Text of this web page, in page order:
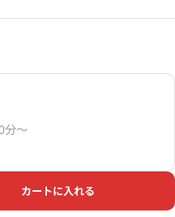
分〜
カートに入れる